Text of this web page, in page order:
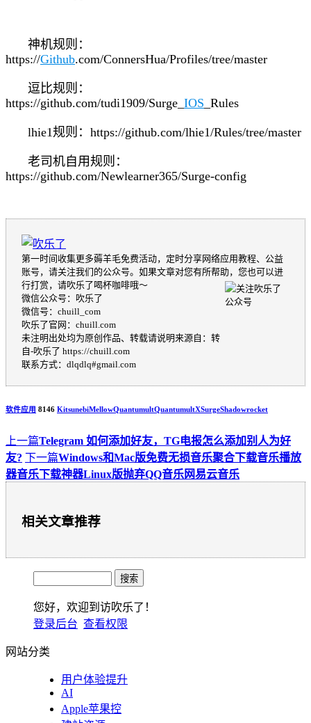
神机规则：
https://Github.com/ConnersHua/Profiles/tree/master
逗比规则：
https://github.com/tudi1909/Surge_ IOS _Rules
lhie1规则：https://github.com/lhie1/Rules/tree/master
老司机自用规则：
https://github.com/Newlearner365/Surge-config
第一时间收集更多薅羊毛免费活动，定时分享网络应用教程、公益
账号，请关注我们的公众号。如果文章对您有所帮助，您也可以进
行打赏，请吹乐了喝杯咖啡哦～
微信公众号：吹乐了
微信号：chuill_com
吹乐了官网：chuill.com
未注明出处均为原创作品、转载请说明来源自：转
自-吹乐了 https://chuill.com
联系方式：dlqdlq#gmail.com
软件应用 8146 KitsunebiMellowQuantumultQuantumultXSurge​Shadowrocket
上一篇Telegram 如何添加好友，TG电报怎么添加别人为好
友? 下一篇​Windows和Mac版免费无损音乐聚合下载音乐播放
器音乐下载神器Linux版抛弃QQ音乐网易云音乐
相关文章推荐
您好，欢迎到访吹乐了！
登录后台 查看权限
网站分类
用户体验提升
AI
Apple苹果控